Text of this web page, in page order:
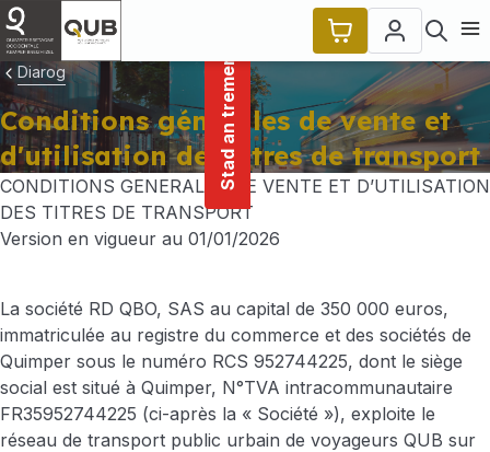
content
Stad an tremenerezh
Diarog
Conditions générales de vente et
d'utilisation des titres de transport
CONDITIONS GENERALES DE VENTE ET D’UTILISATION
DES TITRES DE TRANSPORT
Version en vigueur au 01/01/2026
La société RD QBO, SAS au capital de 350 000 euros,
immatriculée au registre du commerce et des sociétés de
Quimper sous le numéro RCS 952744225, dont le siège
social est situé à Quimper, N°TVA intracommunautaire
FR35952744225 (ci-après la « Société »), exploite le
réseau de transport public urbain de voyageurs QUB sur
Cookies management panel